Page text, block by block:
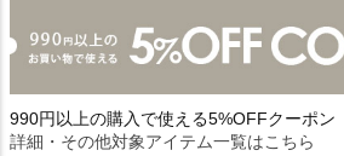
990円以上の購入で使える5%OFFクーポン
詳細・その他対象アイテム一覧はこちら